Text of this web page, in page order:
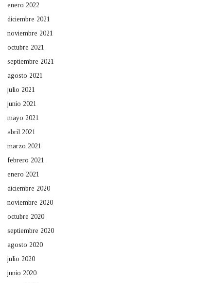
enero 2022
diciembre 2021
noviembre 2021
octubre 2021
septiembre 2021
agosto 2021
julio 2021
junio 2021
mayo 2021
abril 2021
marzo 2021
febrero 2021
enero 2021
diciembre 2020
noviembre 2020
octubre 2020
septiembre 2020
agosto 2020
julio 2020
junio 2020